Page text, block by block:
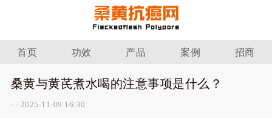
首页 功效 产品 案例 招商
桑黄与黄芪煮水喝的注意事项是什么？
- - 2025-11-09 16:30